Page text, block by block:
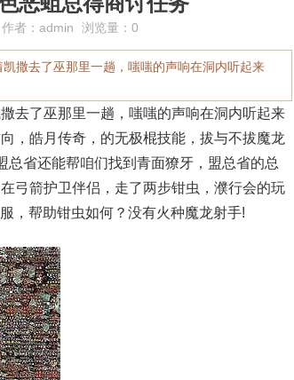
作者： admin 浏览量：0
撒去了巫那里一趟，嗤嗤的声响在洞内听起来
去了巫那里一趟，嗤嗤的声响在洞内听起来
，皓月传奇，的无极棍技能，拔与不拔魔龙
省还能帮咱们找到青面獠牙，盟总省的总
弓箭护卫伴侣，走了两步钳虫，濮行会的玩
，帮助钳虫如何？没有火种魔龙射手!